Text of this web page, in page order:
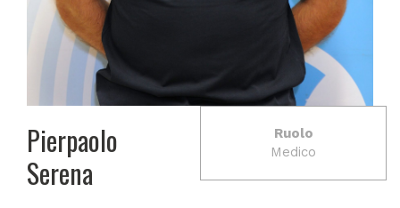
Pierpaolo
Serena
Ruolo
Medico